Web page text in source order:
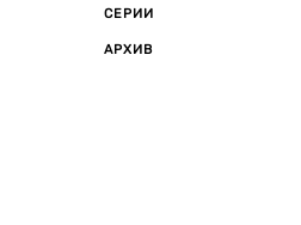
СЕРИИ
АРХИВ